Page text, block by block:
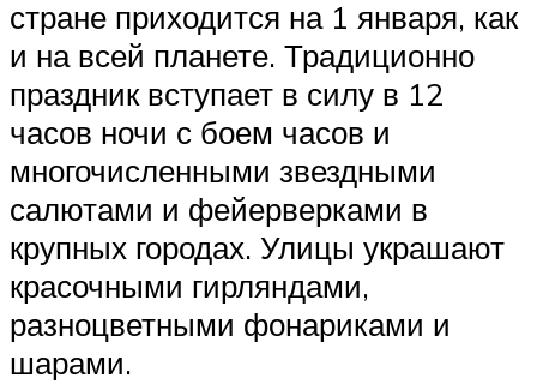
стране приходится на 1 января, как
и на всей планете. Традиционно
праздник вступает в силу в 12
часов ночи с боем часов и
многочисленными звездными
салютами и фейерверками в
крупных городах. Улицы украшают
красочными гирляндами,
разноцветными фонариками и
шарами.